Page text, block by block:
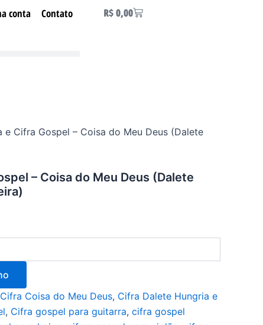
conta Contato R$0,00Carrinho
e Cifra Gospel – Coisa do Meu Deus (Dalete
– Coisa do Meu Deus (Dalete
Cifra Coisa do Meu Deus, Cifra Dalete Hungria e
, Cifra gospel para guitarra, cifra gospel